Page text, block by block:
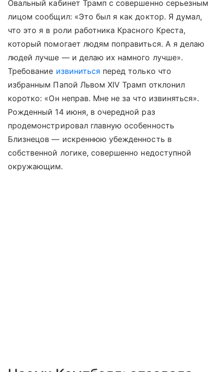
Овальный кабинет Трамп с совершенно серьезным
лицом сообщил: «Это был я как доктор. Я думал,
что это я в роли работника Красного Креста,
который помогает людям поправиться. А я делаю
людей лучше — и делаю их намного лучше».
Требование извиниться перед только что
избранным Папой Львом XIV Трамп отклонил
коротко: «Он неправ. Мне не за что извиняться».
Рожденный 14 июня, в очередной раз
продемонстрировал главную особенность
Близнецов — искреннюю убежденность в
собственной логике, совершенно недоступной
окружающим.